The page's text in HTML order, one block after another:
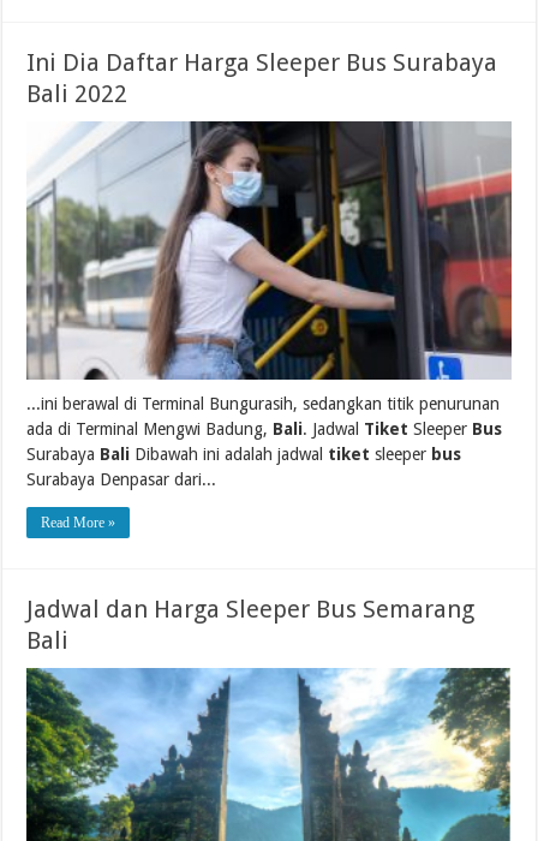
Ini Dia Daftar Harga Sleeper Bus Surabaya
Bali 2022
...ini berawal di Terminal Bungurasih, sedangkan titik penurunan
ada di Terminal Mengwi Badung, Bali. Jadwal Tiket Sleeper Bus
Surabaya Bali Dibawah ini adalah jadwal tiket sleeper bus
Surabaya Denpasar dari...
Read More »
Jadwal dan Harga Sleeper Bus Semarang
Bali